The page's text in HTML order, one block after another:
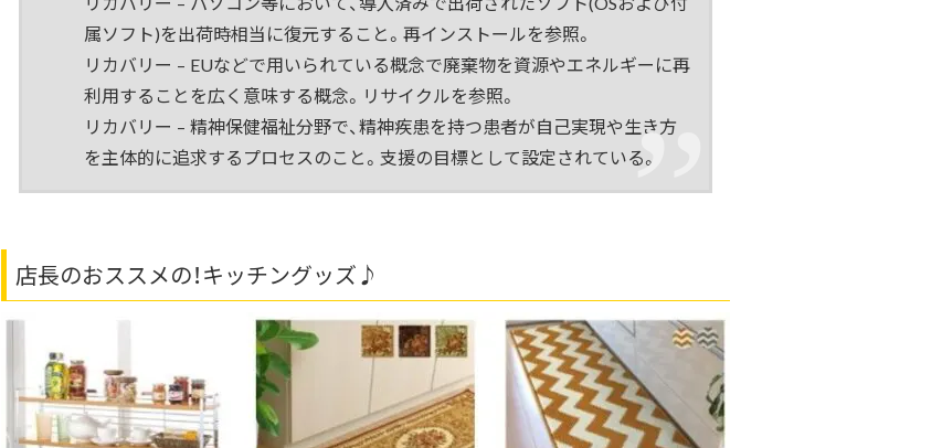
属ソフト)を出荷時相当に復元すること。 再インストールを参照。
リカバリー – EUなどで用いられている概念で廃棄物を資源やエネルギーに再
利用することを広く意味する概念。 リサイクルを参照。
リカバリー – 精神保健福祉分野で、精神疾患を持つ患者が自己実現や生き方
を主体的に追求するプロセスのこと。支援の目標として設定されている。
店長のおススメの！キッチングッズ♪